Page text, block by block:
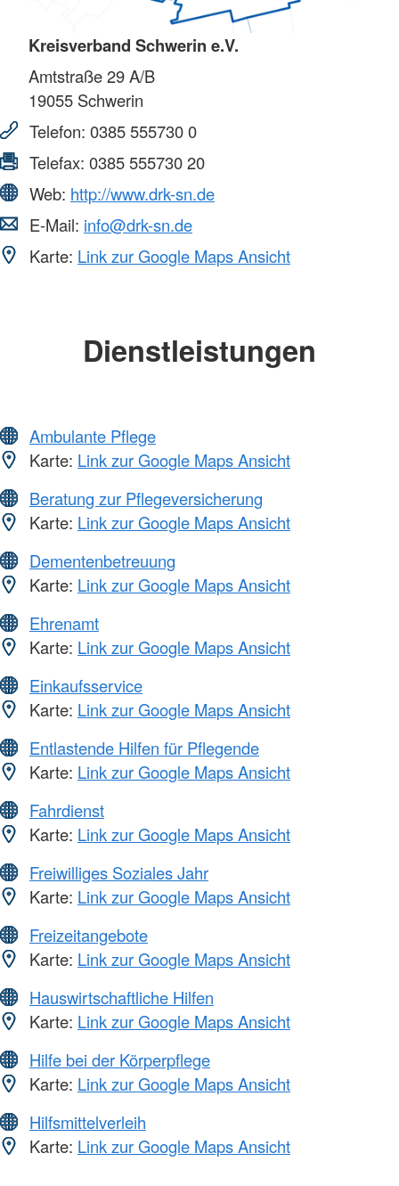
Kreisverband Schwerin e.V.
Amtstraße 29 A/B
19055 Schwerin
Telefon: 0385 555730 0
Telefax: 0385 555730 20
Web: http://www.drk-sn.de
E-Mail: info@drk-sn.de
Karte: Link zur Google Maps Ansicht
Dienstleistungen
Ambulante Pflege
Karte: Link zur Google Maps Ansicht
Beratung zur Pflegeversicherung
Karte: Link zur Google Maps Ansicht
Dementenbetreuung
Karte: Link zur Google Maps Ansicht
Ehrenamt
Karte: Link zur Google Maps Ansicht
Einkaufsservice
Karte: Link zur Google Maps Ansicht
Entlastende Hilfen für Pflegende
Karte: Link zur Google Maps Ansicht
Fahrdienst
Karte: Link zur Google Maps Ansicht
Freiwilliges Soziales Jahr
Karte: Link zur Google Maps Ansicht
Freizeitangebote
Karte: Link zur Google Maps Ansicht
Hauswirtschaftliche Hilfen
Karte: Link zur Google Maps Ansicht
Hilfe bei der Körperpflege
Karte: Link zur Google Maps Ansicht
Hilfsmittelverleih
Karte: Link zur Google Maps Ansicht